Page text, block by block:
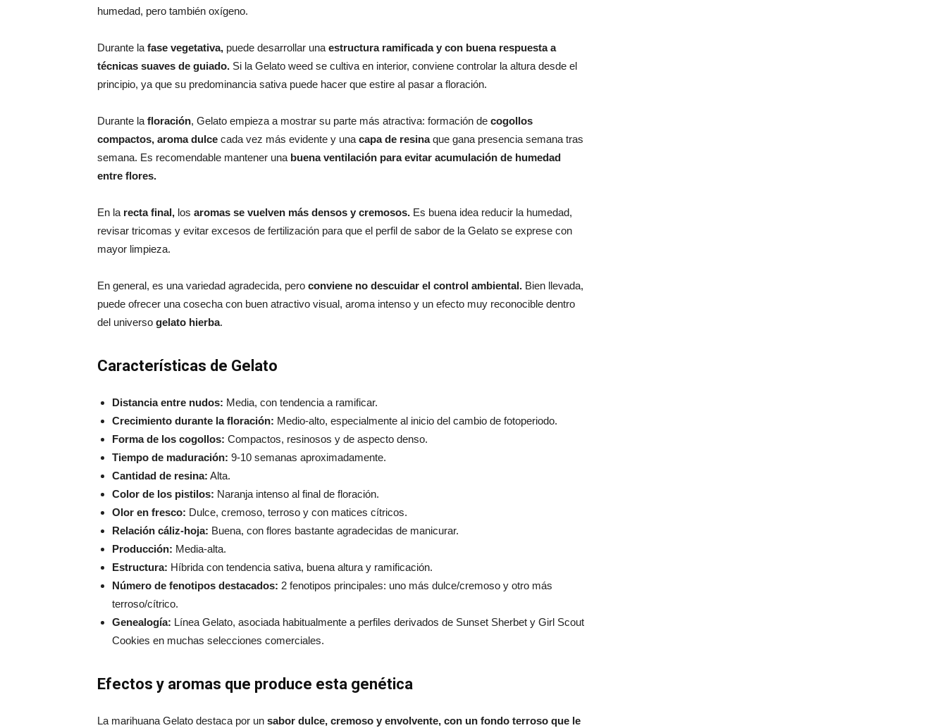
humedad, pero también oxígeno.
Durante la fase vegetativa, puede desarrollar una estructura ramificada y con buena respuesta a
técnicas suaves de guiado. Si la Gelato weed se cultiva en interior, conviene controlar la altura desde el
principio, ya que su predominancia sativa puede hacer que estire al pasar a floración.
Durante la floración, Gelato empieza a mostrar su parte más atractiva: formación de cogollos
compactos, aroma dulce cada vez más evidente y una capa de resinaque gana presencia semana tras
semana. Es recomendable mantener una buena ventilación para evitar acumulación de humedad
entre flores.
En la recta final, los aromas se vuelven más densos y cremosos. Es buena idea reducir la humedad,
revisar tricomas y evitar excesos de fertilización para que el perfil de sabor de la Gelato se exprese con
mayor limpieza.
En general, es una variedad agradecida, pero conviene no descuidar el control ambiental. Bien llevada,
puede ofrecer una cosecha con buen atractivo visual, aroma intenso y un efecto muy reconocible dentro
del universo gelato hierba.
Características de Gelato
Distancia entre nudos: Media, con tendencia a ramificar.
Crecimiento durante la floración: Medio-alto, especialmente al inicio del cambio de fotoperiodo.
Forma de los cogollos: Compactos, resinosos y de aspecto denso.
Tiempo de maduración: 9-10 semanas aproximadamente.
Cantidad de resina: Alta.
Color de los pistilos: Naranja intenso al final de floración.
Olor en fresco: Dulce, cremoso, terroso y con matices cítricos.
Relación cáliz-hoja: Buena, con flores bastante agradecidas de manicurar.
Producción: Media-alta.
Estructura: Híbrida con tendencia sativa, buena altura y ramificación.
Número de fenotipos destacados: 2 fenotipos principales: uno más dulce/cremoso y otro más
terroso/cítrico.
Genealogía: Línea Gelato, asociada habitualmente a perfiles derivados de Sunset Sherbet y Girl Scout
Cookies en muchas selecciones comerciales.
Efectos y aromas que produce esta genética
La marihuana Gelato destaca por un sabor dulce, cremoso y envolvente, con un fondo terroso que le